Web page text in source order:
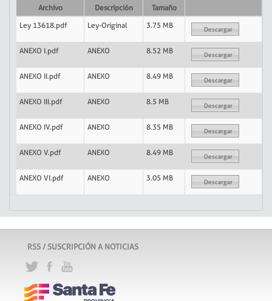
Archivo Descripción
Tamaño
Ley 13618.pdf
Ley-Original 3.75 MB Descargar
ANEXO I.pdf ANEXO 8.52 MB Descargar
ANEXO II.pdf ANEXO 8.49 MB Descargar
ANEXO III.pdf ANEXO 8.5 MB Descargar
ANEXO IV.pdf ANEXO 8.35 MB Descargar
ANEXO V.pdf ANEXO 8.49 MB Descargar
ANEXO VI.pdf ANEXO 3.05 MB Descargar
RSS / SUSCRIPCIÓN A NOTICIAS